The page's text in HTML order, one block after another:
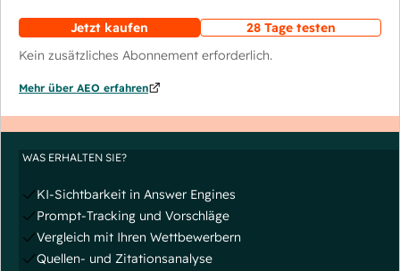
Jetzt kaufen
28 Tage testen
Kein zusätzliches Abonnement erforderlich.
Mehr über AEO erfahren
WAS ERHALTEN SIE?
KI-Sichtbarkeit in Answer Engines
Prompt-Tracking und Vorschläge
Vergleich mit Ihren Wettbewerbern
Quellen- und Zitationsanalyse